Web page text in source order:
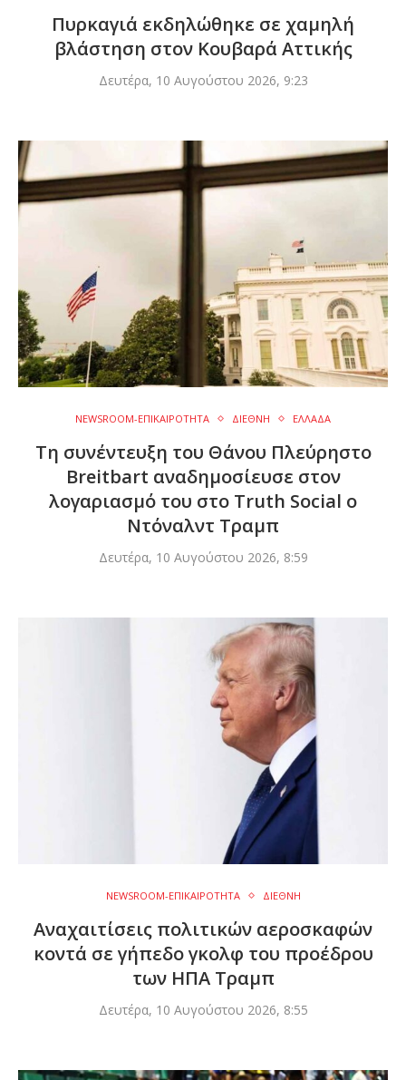
Πυρκαγιά εκδηλώθηκε σε χαμηλή
βλάστηση στον Κουβαρά Αττικής
Δευτέρα, 10 Αυγούστου 2026, 9:23
NEWSROOM-ΕΠΙΚΑΙΡΟΤΗΤΑ ΔΙΕΘΝΗ ΕΛΛΑΔΑ
Τη συνέντευξη του Θάνου Πλεύρηστο
Breitbart αναδημοσίευσε στον
λογαριασμό του στο Truth Social ο
Ντόναλντ Τραμπ
Δευτέρα, 10 Αυγούστου 2026, 8:59
NEWSROOM-ΕΠΙΚΑΙΡΟΤΗΤΑ ΔΙΕΘΝΗ
Αναχαιτίσεις πολιτικών αεροσκαφών
κοντά σε γήπεδο γκολφ του προέδρου
των ΗΠΑ Τραμπ
Δευτέρα, 10 Αυγούστου 2026, 8:55